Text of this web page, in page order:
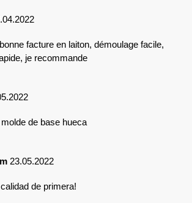
facture en laiton, démoulage facile,
je recommande
de base hueca
23.05.2022
de primera!